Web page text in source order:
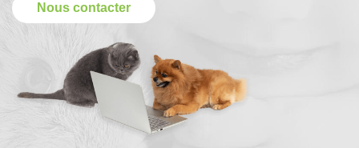
Nous contacter